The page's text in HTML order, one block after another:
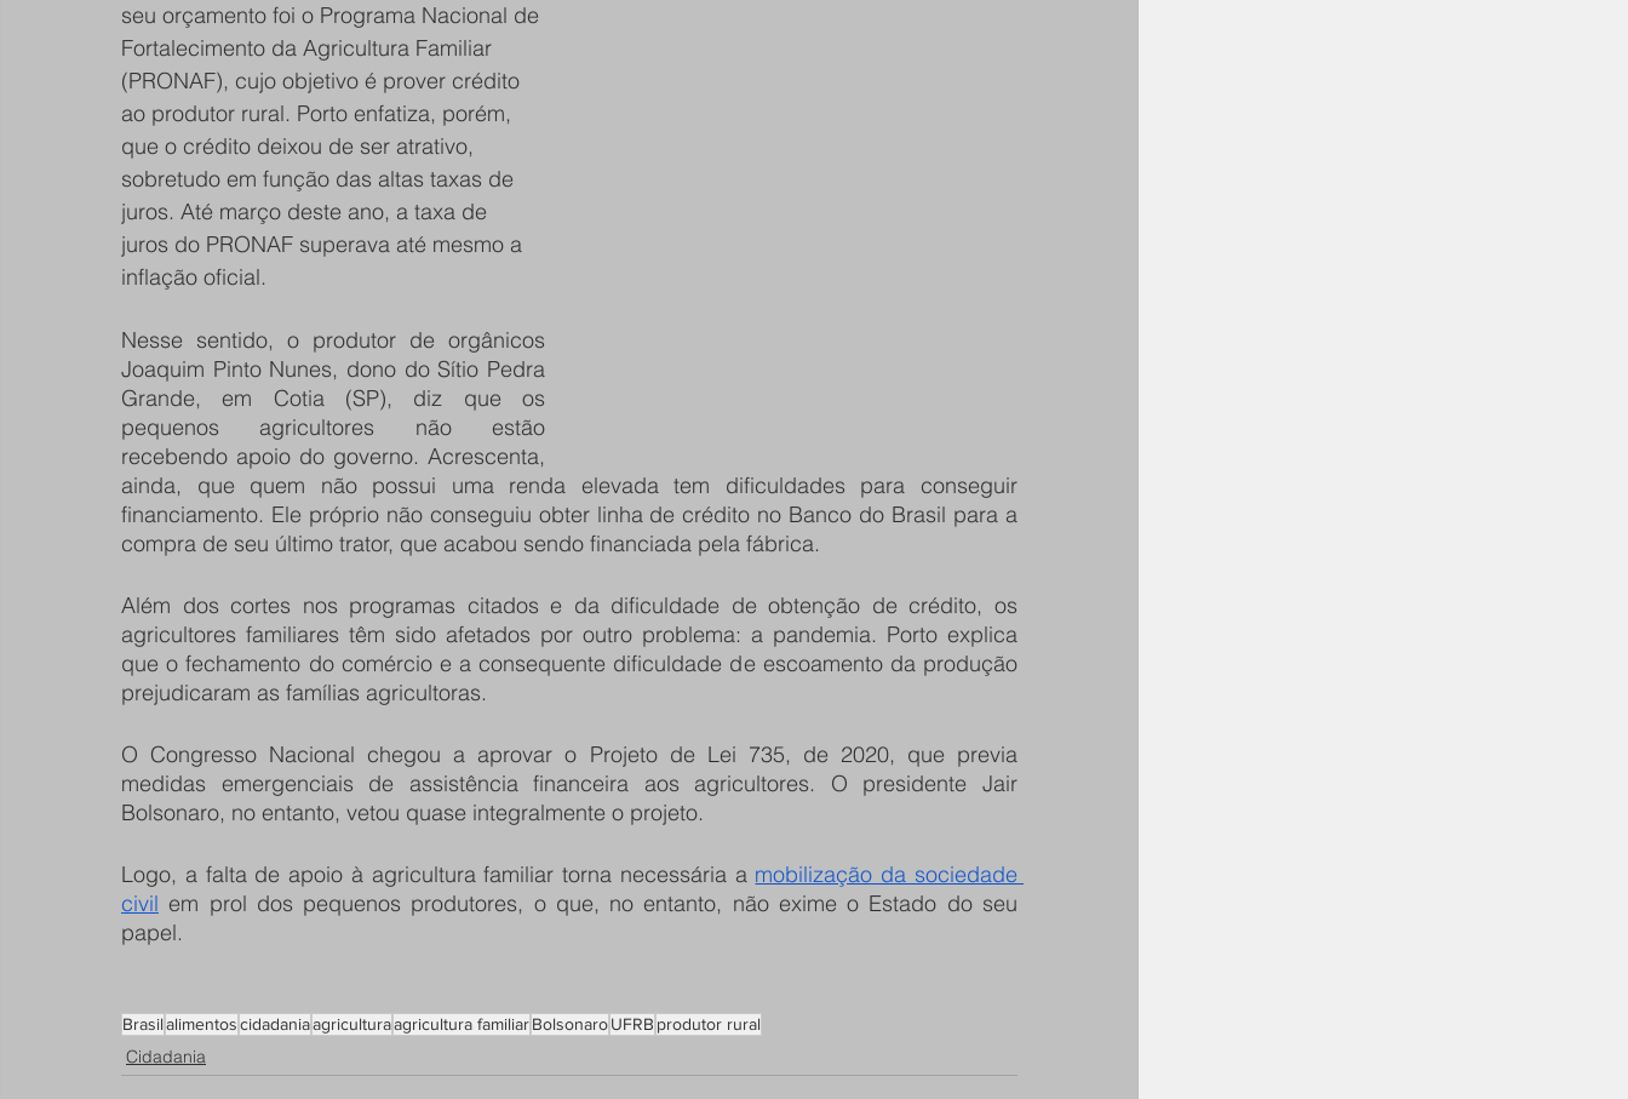
seu orçamento foi o Programa Nacional de
Fortalecimento da Agricultura Familiar
(PRONAF), cujo objetivo é prover crédito
ao produtor rural. Porto enfatiza, porém,
que o crédito deixou de ser atrativo,
sobretudo em função das altas taxas de
juros. Até março deste ano, a taxa de
juros do PRONAF superava até mesmo a
inflação oficial.
Nesse sentido, o produtor de orgânicos
Joaquim Pinto Nunes, dono do Sítio Pedra
Grande, em Cotia (SP), diz que os
pequenos agricultores não estão
recebendo apoio do governo. Acrescenta,
ainda, que quem não possui uma renda elevada tem dificuldades para conseguir
financiamento. Ele próprio não conseguiu obter linha de crédito no Banco do Brasil para a
compra de seu último trator, que acabou sendo financiada pela fábrica.
Além dos cortes nos programas citados e da dificuldade de obtenção de crédito, os
agricultores familiares têm sido afetados por outro problema: a pandemia. Porto explica
que o fechamento do comércio e a consequente dificuldade de escoamento da produção
prejudicaram as famílias agricultoras.
O Congresso Nacional chegou a aprovar o Projeto de Lei 735, de 2020, que previa
medidas emergenciais de assistência financeira aos agricultores. O presidente Jair
Bolsonaro, no entanto, vetou quase integralmente o projeto.
Logo, a falta de apoio à agricultura familiar torna necessária a mobilização da sociedade
civil em prol dos pequenos produtores, o que, no entanto, não exime o Estado do seu
papel.
Brasilalimentoscidadaniaagriculturaagricultura familiarBolsonaroUFRB produtor rural
Cidadania